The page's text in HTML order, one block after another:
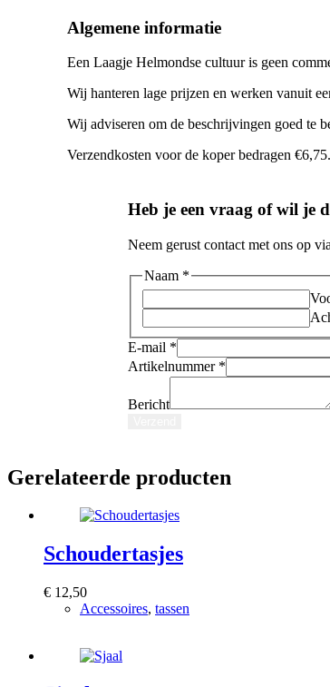
Algemene informatie
Een Laagje Helmondse cultuur is geen
Wij hanteren lage prijzen en werken vanuit
Wij adviseren om de beschrijvingen goed te
Verzendkosten voor de koper bedragen €6,75.
Heb je een vraag of wil je
Neem gerust contact met ons op
Naam *
E-mail *
Artikelnummer
E-
mail
Artikelnummer *
Bericht
Gerelateerde producten
Schoudertasjes
€ 12,50
Accessoires, tassen